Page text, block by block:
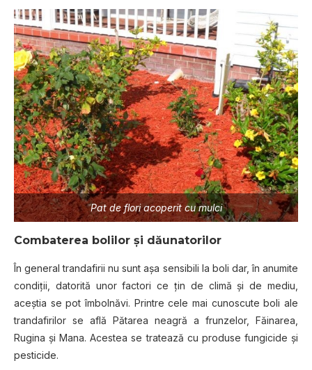
Pat de flori acoperit cu mulci
Combaterea bolilor şi dăunatorilor
În general trandafirii nu sunt aşa sensibili la boli dar, în anumite
condiţii, datorită unor factori ce ţin de climă şi de mediu,
aceştia se pot îmbolnăvi. Printre cele mai cunoscute boli ale
trandafirilor se află Pătarea neagră a frunzelor, Făinarea,
Rugina şi Mana. Acestea se tratează cu produse fungicide şi
pesticide.